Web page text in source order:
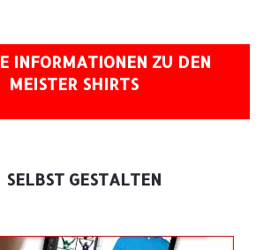
INFORMATIONEN ZU DEN
MEISTER SHIRTS
SELBST GESTALTEN